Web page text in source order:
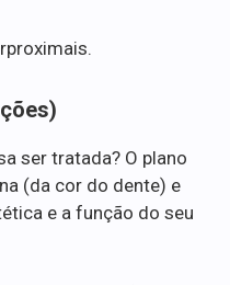
ser tratada? O plano
(da cor do dente) e
e a função do seu